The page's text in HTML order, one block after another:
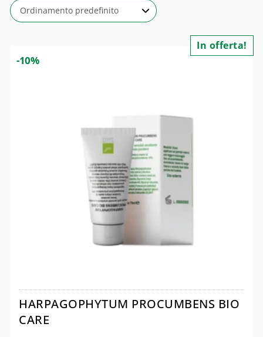
HARPAGOPHYTUM PROCUMBENS BIO
CARE
In offerta!
-10%